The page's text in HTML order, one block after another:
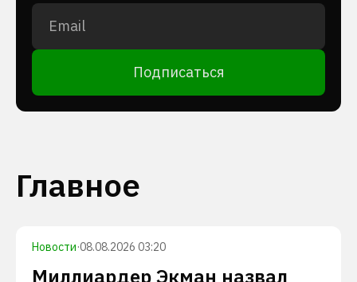
Подписаться
Главное
Новости·08.08.2026 03:20
Миллиардер Экман назвал